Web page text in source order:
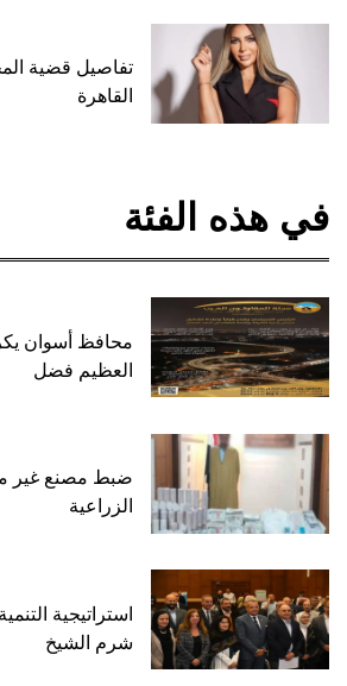
تفاصيل قضية
القاهرة
في هذه الفئة
محافظ أسوان
العظيم فضل
ضبط مصنع غير
الزراعية
استراتيجية
شرم الشيخ